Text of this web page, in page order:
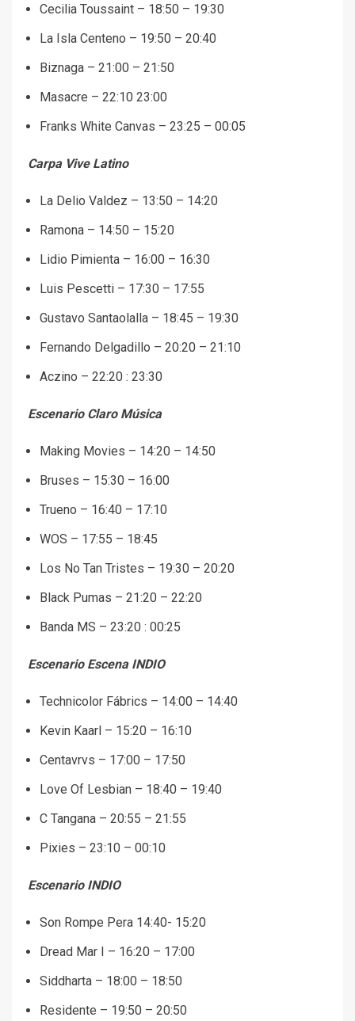
Cecilia Toussaint – 18:50 – 19:30
La Isla Centeno – 19:50 – 20:40
Biznaga – 21:00 – 21:50
Masacre – 22:10 23:00
Franks White Canvas – 23:25 – 00:05
Carpa Vive Latino
La Delio Valdez – 13:50 – 14:20
Ramona – 14:50 – 15:20
Lidio Pimienta – 16:00 – 16:30
Luis Pescetti – 17:30 – 17:55
Gustavo Santaolalla – 18:45 – 19:30
Fernando Delgadillo – 20:20 – 21:10
Aczino – 22:20 : 23:30
Escenario Claro Música
Making Movies – 14:20 – 14:50
Bruses – 15:30 – 16:00
Trueno – 16:40 – 17:10
WOS – 17:55 – 18:45
Los No Tan Tristes – 19:30 – 20:20
Black Pumas – 21:20 – 22:20
Banda MS – 23:20 : 00:25
Escenario Escena INDIO
Technicolor Fábrics – 14:00 – 14:40
Kevin Kaarl – 15:20 – 16:10
Centavrvs – 17:00 – 17:50
Love Of Lesbian – 18:40 – 19:40
C Tangana – 20:55 – 21:55
Pixies – 23:10 – 00:10
Escenario INDIO
Son Rompe Pera 14:40- 15:20
Dread Mar I – 16:20 – 17:00
Siddharta – 18:00 – 18:50
Residente – 19:50 – 20:50